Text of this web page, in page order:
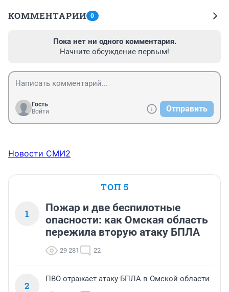
КОММЕНТАРИИ 0
Пока нет ни одного комментария.
Начните обсуждение первым!
Гость
Войти
Отправить
Новости СМИ2
ТОП 5
1
Пожар и две беспилотные
опасности: как Омская область
пережила вторую атаку БПЛА
29 281 22
2
ПВО отражает атаку БПЛА в Омской области